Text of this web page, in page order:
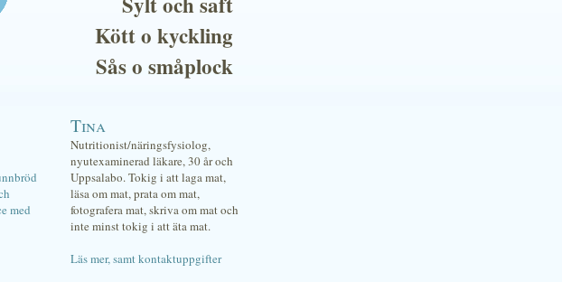
Kött o kyckling
Sås o småplock
med
Tina
Nutritionist/näringsfysiolog,
nyutexaminerad läkare, 30 år och
Uppsalabo. Tokig i att laga mat,
läsa om mat, prata om mat,
fotografera mat, skriva om mat och
inte minst tokig i att äta mat.
Läs mer, samt kontaktuppgifter